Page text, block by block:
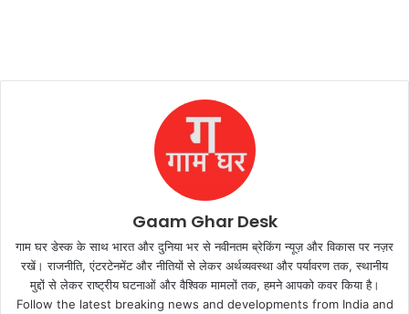
Gaam Ghar Desk
गाम घर डेस्क के साथ भारत और दुनिया भर से नवीनतम ब्रेकिंग न्यूज़ और विकास पर नज़र
रखें। राजनीति, एंटरटेनमेंट और नीतियों से लेकर अर्थव्यवस्था और पर्यावरण तक, स्थानीय
मुद्दों से लेकर राष्ट्रीय घटनाओं और वैश्विक मामलों तक, हमने आपको कवर किया है।
Follow the latest breaking news and developments from India and